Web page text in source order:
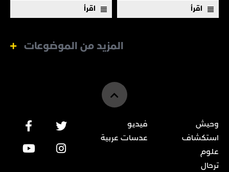
الطعام والتشجيع على
الأنظمة...
اقرأ اقرأ
المزيد من الموضوعات
وحيش
استكشاف
علوم
ترحال
فيديو
عدسات عربية